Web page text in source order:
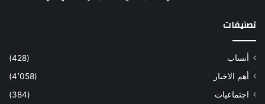
تصنيفات
أنساب
(428)
أهم الاخبار
(4٬058)
اجتماعيات
(384)